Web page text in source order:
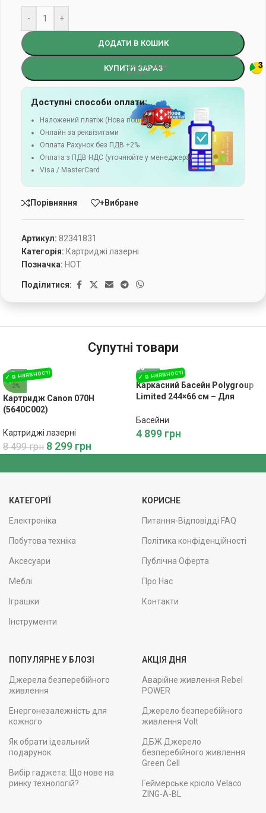
- +
ДОДАТИ В КОШИК
КУПИТИ ЗАРАЗ
Доступні способи оплати:
Наложений платіж (Нова пошта)
Онлайн за реквізитами
Оплата Рахунок без ПДВ +2%
Оплата з ПДВ НДС (уточнюйте у менеджера)
Visa / MasterCard
Порівняння +Вибране
Артикул: 82341831
Категорія: Картриджі лазерні
Позначка: HOT
Поділитися:
Супутні товари
-2%
Картридж Canon 070H
(5640C002)
Картриджі лазерні
8 499грн 8 299 грн
Каркасний Басейн Polygroup
Limited 244×66 см – Для
Басейни
4 899 грн
КАТЕГОРІЇ
Електроніка
Побутова техніка
Аксесуари
Меблі
Іграшки
Інструменти
КОРИСНЕ
Питання-Відповідді FAQ
Політика конфіденційності
Публічна Оферта
Про Нас
Контакти
ПОПУЛЯРНЕ У БЛОЗІ
Джерела безперебійного
живлення
Енергонезалежність для
кожного
Як обрати ідеальний
подарунок
Вибір гаджета: Що нове на
ринку технологій?
АКЦІЯ ДНЯ
Аварійне живлення Rebel
POWER
Джерело безперебійного
живлення Volt
ДБЖ Джерело
безперебійного живлення
Green Cell
Геймерське крісло Velaco
ZING-A-BL